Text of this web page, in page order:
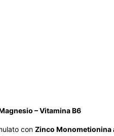
– Vitamina B6
conZinco Monometionina